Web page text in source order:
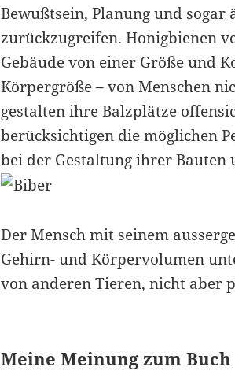
Bewußtsein, Planung und sogar
zurückzugreifen. Honigbienen
Gebäude von einer Größe und
Körpergröße – von Menschen
gestalten ihre Balzplätze
berücksichtigen die möglichen
bei der Gestaltung ihrer Bauten
Der Mensch mit seinem
Gehirn- und Körpervolumen
von anderen Tieren, nicht aber
Meine Meinung zum Buch